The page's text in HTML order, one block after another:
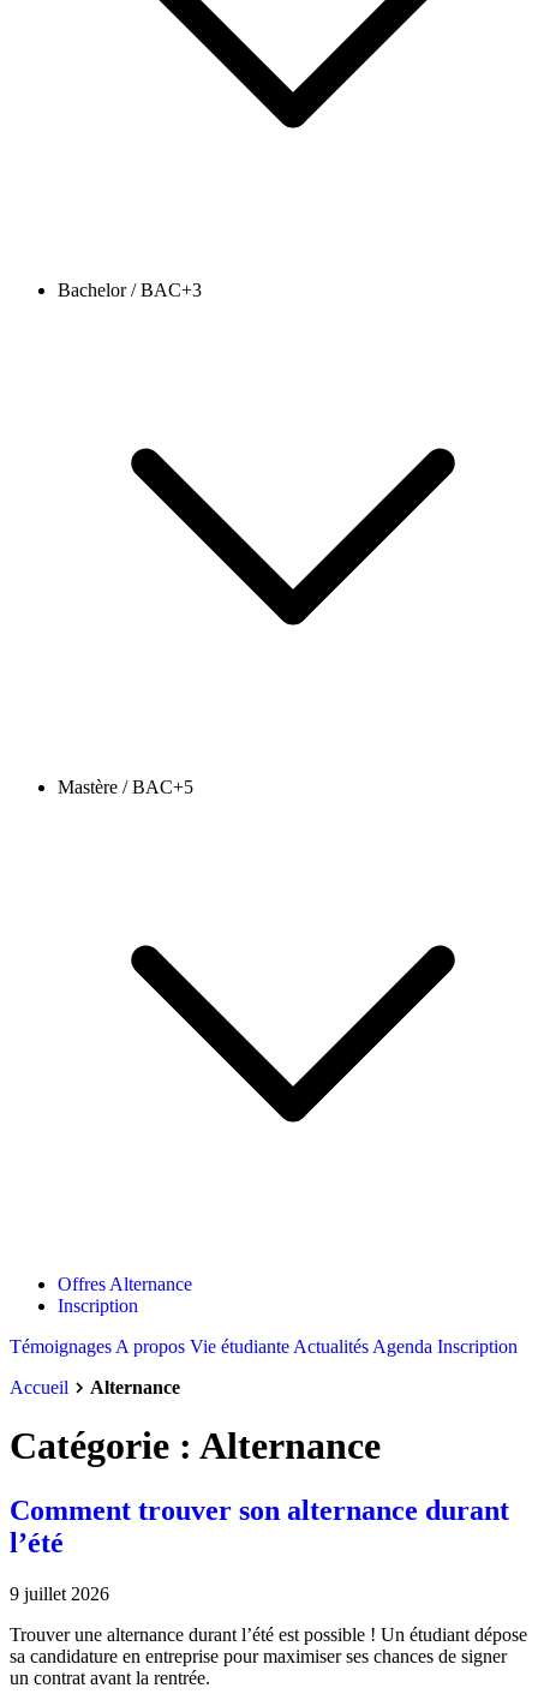
Bachelor / BAC+3
Mastère / BAC+5
Offres Alternance
Inscription
Témoignages A propos Vie étudiante Actualités Agenda Inscription
Accueil
Alternance
Catégorie : Alternance
Comment trouver son alternance durant
l’été
9 juillet 2026
Trouver une alternance durant l’été est possible ! Un étudiant dépose
sa candidature en entreprise pour maximiser ses chances de signer
un contrat avant la rentrée.